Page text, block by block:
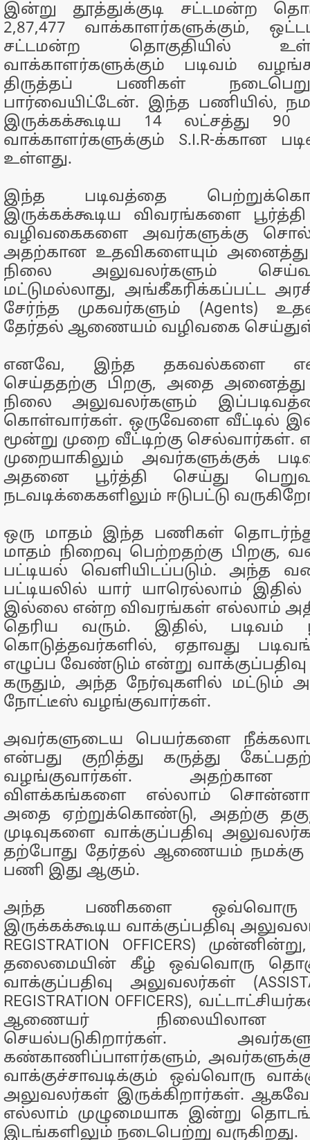
இன்று தூத்துக்குடி சட்டமன்ற
2,87,477 வாக்காளர்களுக்கும்,
சட்டமன்ற தொகுதியில்
வாக்காளர்களுக்கும் படிவம்
திருத்தப் பணிகள்
பார்வையிட்டேன். இந்த பணியில்,
இருக்கக்கூடிய 14 லட்சத்து 90
வாக்காளர்களுக்கும் S.I.R-க்கான
உள்ளது.
இந்த படிவத்தை
இருக்கக்கூடிய விவரங்களை
வழிவகைகளை அவர்களுக்கு
அதற்கான உதவிகளையும் அனைத்து
நிலை அலுவலர்களும்
மட்டுமல்லாது, அங்கீகரிக்கப்பட்ட
சேர்ந்த முகவர்களும் (Agents)
தேர்தல் ஆணையம் வழிவகை
எனவே, இந்த தகவல்களை
செய்ததற்கு பிறகு, அதை அனைத்து
நிலை அலுவலர்களும்
கொள்வார்கள். ஒருவேளை வீட்டில்
மூன்று முறை வீட்டிற்கு செல்வார்கள்.
முறையாகிலும் அவர்களுக்குக்
அதனை பூர்த்தி செய்து
நடவடிக்கைகளிலும் ஈடுபட்டு
ஒரு மாதம் இந்த பணிகள் தொடர்ந்து
மாதம் நிறைவு பெற்றதற்கு பிறகு,
பட்டியல் வெளியிடப்படும். அந்த
பட்டியலில் யார் யாரெல்லாம் இதில்
இல்லை என்ற விவரங்கள் எல்லாம்
தெரிய வரும். இதில், படிவம்
கொடுத்தவர்களில், ஏதாவது
எழுப்ப வேண்டும் என்று வாக்குப்பதிவு
கருதும், அந்த நேர்வுகளில் மட்டும்
நோட்டீஸ் வழங்குவார்கள்.
அவர்களுடைய பெயர்களை
என்பது குறித்து கருத்து
வழங்குவார்கள்.
விளக்கங்களை எல்லாம்
அதை ஏற்றுக்கொண்டு, அதற்கு
முடிவுகளை வாக்குப்பதிவு
தற்போது தேர்தல் ஆணையம் நமக்கு
பணி இது ஆகும்.
அந்த பணிகளை ஒவ்வொரு
இருக்கக்கூடிய வாக்குப்பதிவு
REGISTRATION OFFICERS)
தலைமையின் கீழ் ஒவ்வொரு
வாக்குப்பதிவு அலுவலர்கள்
REGISTRATION OFFICERS),
ஆணையர் நிலையிலான
செயல்படுகிறார்கள்.
கண்காணிப்பாளர்களும்,
வாக்குச்சாவடிக்கும் ஒவ்வொரு
அலுவலர்கள் இருக்கிறார்கள்.
எல்லாம் முழுமையாக இன்று
இடங்களிலும் நடைபெற்று வருகிறது.